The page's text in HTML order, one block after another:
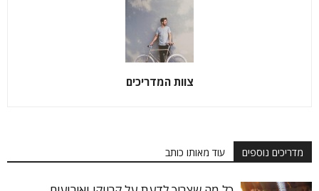
צוות המדריכים
מדריכים נוספים עוד מאותו כותב